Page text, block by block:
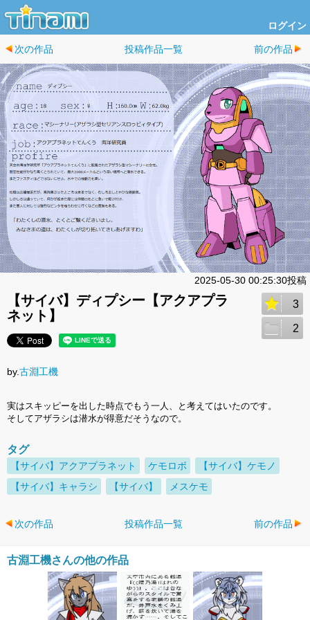
ログイン
次の作品 投稿作品一覧 前の作品
2025-05-30 00:25:30投稿
【サイバ】ディプシー【アクアプラ
ネット】
3
2
by.古淵工機
実はスキッピーを出した時点でもう一人、と考えてはいたのです。
そしてアザラシは潜水が得意だそうなので。
タグ
【サイバ】アクアプラネット ケモロボ
【サイバ】ケモノ
【サイバ】キャラシ
【サイバ】 メスケモ
次の作品 投稿作品一覧 前の作品
古淵工機さんの他の作品